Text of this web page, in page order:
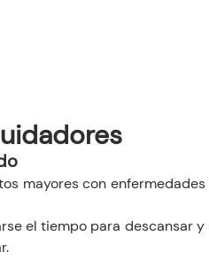
mayores con
el tiempo para descansar